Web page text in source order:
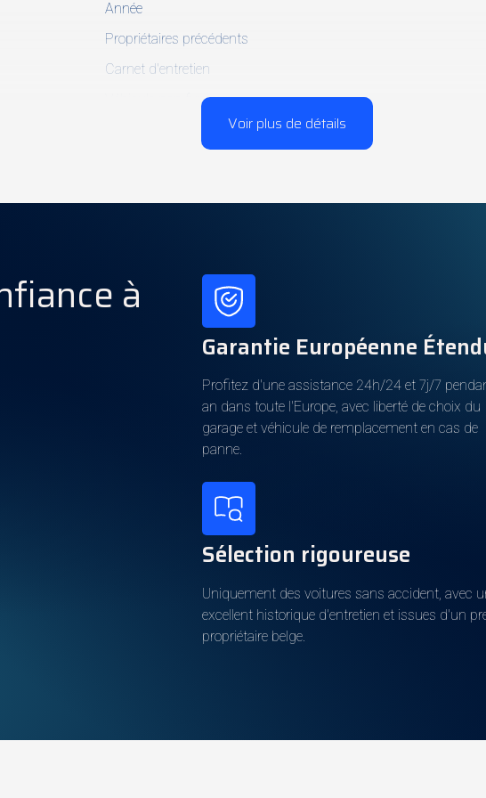
Année
Propriétaires précédents
Carnet d'entretien
Véhicule non fumeur
Cylindrée
Vitesses
Couleur extérieure
La couleur de l'intérieur
Voir plus de détails
à
Garantie Européenne
Profitez d'une assistance 24h/24 et 7j/7
an dans toute l'Europe, avec liberté de choix du
garage et véhicule de remplacement en cas de
panne.
Sélection rigoureuse
Uniquement des voitures sans accident, avec
excellent historique d'entretien et issues d'un
propriétaire belge.